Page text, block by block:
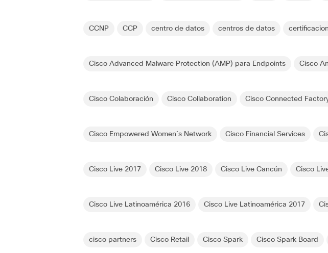
CCNP CCP centro de datos centros de datos
Cisco Advanced Malware Protection (AMP) para Endpoints Cisco
Cisco Colaboración Cisco Collaboration Cisco Connected
Cisco Empowered Women´s Network Cisco Financial Services
Cisco Live 2017 Cisco Live 2018 Cisco Live Cancún Cisco
Cisco Live Latinoamérica 2016 Cisco Live Latinoamérica 2017
cisco partners Cisco Retail Cisco Spark Cisco Spark Board